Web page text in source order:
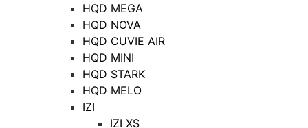
HQD MEGA
HQD NOVA
HQD CUVIE AIR
HQD MINI
HQD STARK
HQD MELO
IZI
IZI XS